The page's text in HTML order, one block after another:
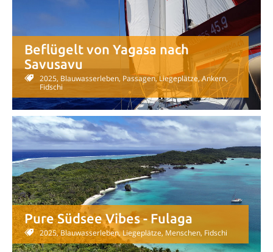
Beflügelt von Yagasa nach
Savusavu
2025, Blauwasserleben, Passagen, Liegeplätze, Ankern,
Fidschi
Pure Südsee Vibes - Fulaga
2025, Blauwasserleben, Liegeplätze, Menschen, Fidschi